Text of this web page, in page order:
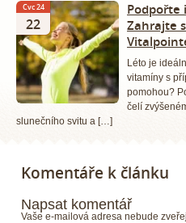
Čvc 24
22
Podpořte
Zahrajte
Léto je
vitamíny s
pomohou?
čelí
slunečního svitu a […]
Komentáře k článku
Napsat komentář
Vaše e-mailová adresa nebude